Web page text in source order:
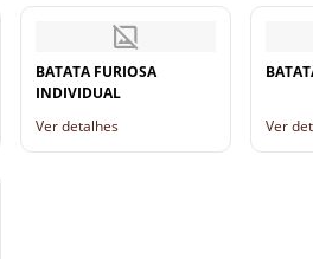
BATATA FURIOSA
INDIVIDUAL
Ver detalhes
Ver